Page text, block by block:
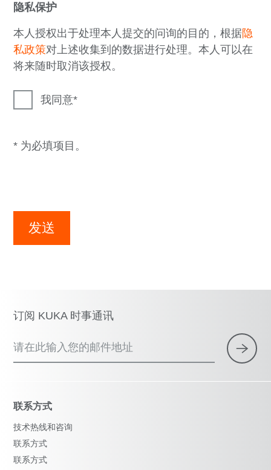
隐私保护
本人授权出于处理本人提交的问询的目的，根据隐
私政策对上述收集到的数据进行处理。本人可以在
将来随时取消该授权。
我同意
* 为必填项目。
发送
订阅 KUKA 时事通讯
请在此输入您的邮件地址
联系方式
技术热线和咨询
联系方式
联系方式